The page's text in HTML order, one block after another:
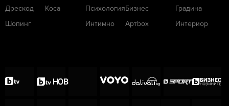
Дрескод
Шопинг
Коса
Психология
Интимно
Бизнес
Артbox
Градина
Интериор